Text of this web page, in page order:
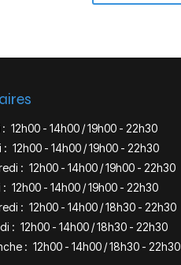
12h00 - 14h00 / 19h00 - 22h30
: 12h00 - 14h00 / 19h00 - 22h30
: 12h00 - 14h00 / 19h00 - 22h30
: 12h00 - 14h00 / 19h00 - 22h30
: 12h00 - 14h00 / 18h30 - 22h30
: 12h00 - 14h00 / 18h30 - 22h30
: 12h00 - 14h00 / 18h30 - 22h30